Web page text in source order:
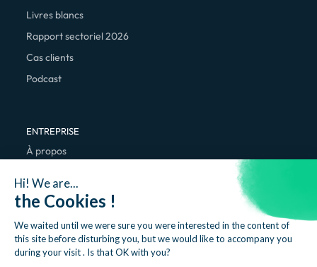
Hi! We are...
the Cookies !
We waited until we were sure you were interested in the content of
this site before disturbing you, but we would like to accompany you
during your visit . Is that OK with you?
Livres blancs
Rapport sectoriel 2026
Cas clients
Podcast
ENTREPRISE
À propos
Contact